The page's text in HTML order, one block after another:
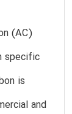
(AC)
specific
is
and